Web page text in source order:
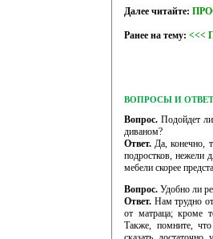
Далее читайте:
Ранее на тему: <<<
ВОПРОСЫ И
Вопрос. Подойдет
диваном?
Ответ. Да, конечно,
подростков, нежели
мебели скорее
Вопрос. Удобно ли
Ответ. Нам трудно
от матраца; кроме
Также, помните,